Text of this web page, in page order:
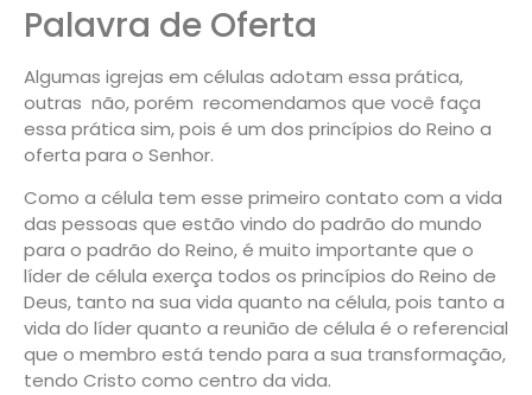
Palavra de Oferta
Algumas igrejas em células adotam essa prática,
outras não, porém recomendamos que você faça
essa prática sim, pois é um dos princípios do Reino a
oferta para o Senhor.
Como a célula tem esse primeiro contato com a vida
das pessoas que estão vindo do padrão do mundo
para o padrão do Reino, é muito importante que o
líder de célula exerça todos os princípios do Reino de
Deus, tanto na sua vida quanto na célula, pois tanto a
vida do líder quanto a reunião de célula é o referencial
que o membro está tendo para a sua transformação,
tendo Cristo como centro da vida.